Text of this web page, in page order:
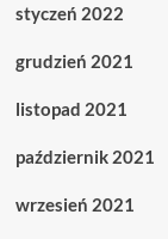
styczeń 2022
grudzień 2021
listopad 2021
październik 2021
wrzesień 2021